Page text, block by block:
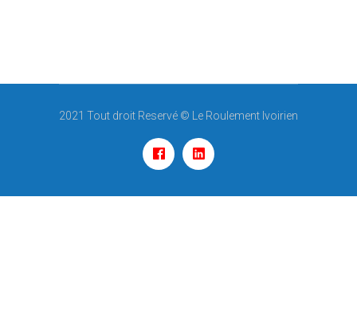
2021 Tout droit Reservé © Le Roulement Ivoirien